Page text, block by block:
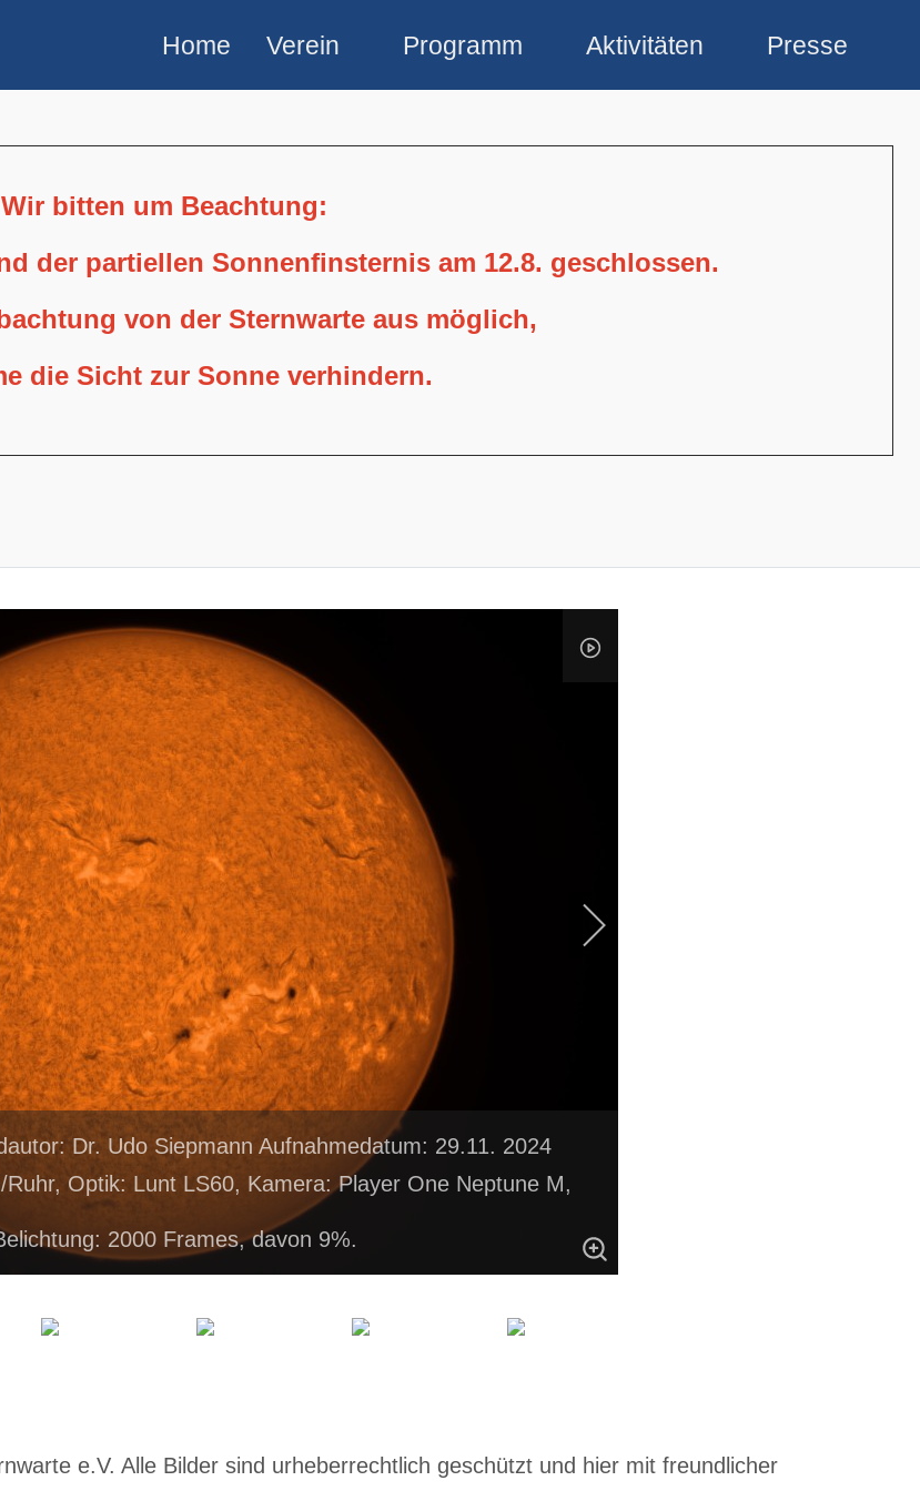
Home Verein Programm Aktivitäten Presse
Wir bitten um Beachtung:
der partiellen Sonnenfinsternis am 12.8. geschlossen.
von der Sternwarte aus möglich,
die Sicht zur Sonne verhindern.
Dr. Udo Siepmann Aufnahmedatum: 29.11. 2024
Optik: Lunt LS60, Kamera: Player One Neptune M,
2000 Frames, davon 9%.
e.V. Alle Bilder sind urheberrechtlich geschützt und hier mit freundlicher